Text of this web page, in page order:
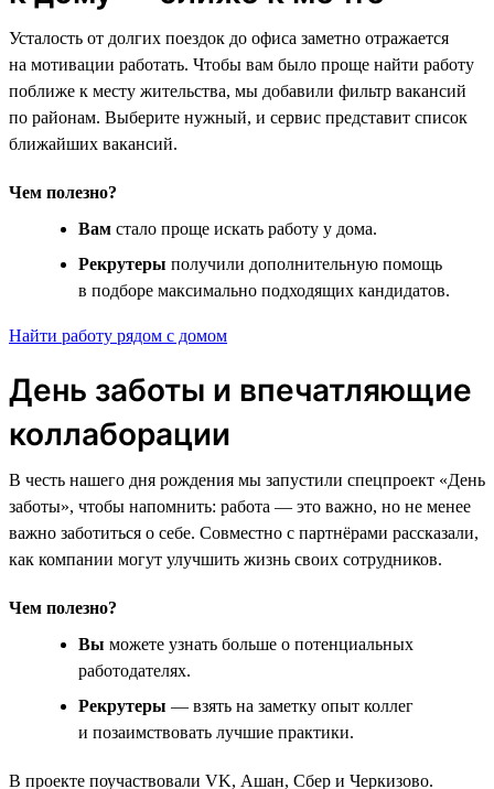
Усталость от долгих поездок до офиса заметно отражается
на мотивации работать. Чтобы вам было проще найти работу
поближе к месту жительства, мы добавили фильтр вакансий
по районам. Выберите нужный, и сервис представит список
ближайших вакансий.
Чем полезно?
Вам стало проще искать работу у дома.
Рекрутеры получили дополнительную помощь
в подборе максимально подходящих кандидатов.
Найти работу рядом с домом
День заботы и впечатляющие
коллаборации
В честь нашего дня рождения мы запустили спецпроект «День
заботы», чтобы напомнить: работа — это важно, но не менее
важно заботиться о себе. Совместно с партнёрами рассказали,
как компании могут улучшить жизнь своих сотрудников.
Чем полезно?
Вы можете узнать больше о потенциальных
работодателях.
Рекрутеры — взять на заметку опыт коллег
и позаимствовать лучшие практики.
В проекте поучаствовали VK, Ашан, Сбер и Черкизово.